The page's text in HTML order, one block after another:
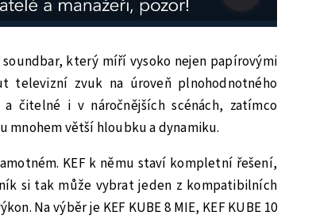
který míří vysoko nejen papírovými
televizní zvuk na úroveň plnohodnotného
čitelné i v náročnějších scénách, zatímco
mnohem větší hloubku a dynamiku.
KEF k němu staví kompletní řešení,
si tak může vybrat jeden z kompatibilních
Na výběr je KEF KUBE 8 MIE, KEF KUBE 10